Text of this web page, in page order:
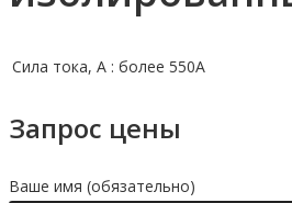
Сила тока, A : более 550A
Запрос цены
Ваше имя (обязательно)